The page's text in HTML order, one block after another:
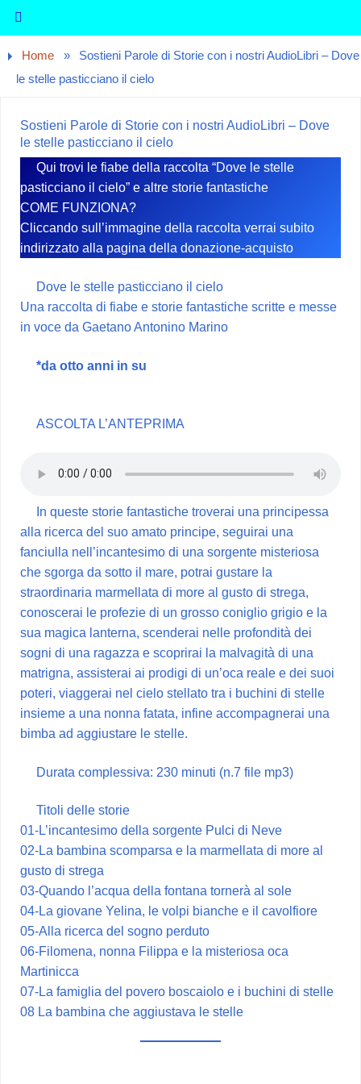
Home »
Sostieni Parole di Storie con i nostri AudioLibri – Dove
le stelle pasticciano il cielo
Sostieni Parole di Storie con i nostri AudioLibri – Dove
le stelle pasticciano il cielo
Qui trovi le fiabe della raccolta “Dove le stelle
pasticciano il cielo” e altre storie fantastiche
COME FUNZIONA?
Cliccando sull’immagine della raccolta verrai subito
indirizzato alla pagina della donazione-acquisto
Dove le stelle pasticciano il cielo
Una raccolta di fiabe e storie fantastiche scritte e messe
in voce da Gaetano Antonino Marino
*da otto anni in su
ASCOLTA L’ANTEPRIMA
In queste storie fantastiche troverai una principessa
alla ricerca del suo amato principe, seguirai una
fanciulla nell’incantesimo di una sorgente misteriosa
che sgorga da sotto il mare, potrai gustare la
straordinaria marmellata di more al gusto di strega,
conoscerai le profezie di un grosso coniglio grigio e la
sua magica lanterna, scenderai nelle profondità dei
sogni di una ragazza e scoprirai la malvagità di una
matrigna, assisterai ai prodigi di un’oca reale e dei suoi
poteri, viaggerai nel cielo stellato tra i buchini di stelle
insieme a una nonna fatata, infine accompagnerai una
bimba ad aggiustare le stelle.
Durata complessiva: 230 minuti (n.7 file mp3)
Titoli delle storie
01-L’incantesimo della sorgente Pulci di Neve
02-La bambina scomparsa e la marmellata di more al
gusto di strega
03-Quando l’acqua della fontana tornerà al sole
04-La giovane Yelina, le volpi bianche e il cavolfiore
05-Alla ricerca del sogno perduto
06-Filomena, nonna Filippa e la misteriosa oca
Martinicca
07-La famiglia del povero boscaiolo e i buchini di stelle
08 La bambina che aggiustava le stelle